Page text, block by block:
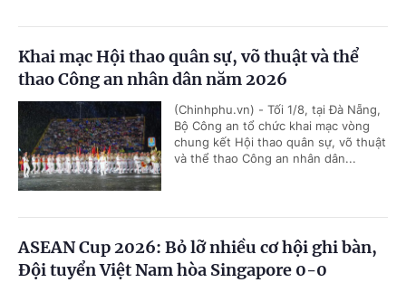
Khai mạc Hội thao quân sự, võ thuật và thể
thao Công an nhân dân năm 2026
(Chinhphu.vn) - Tối 1/8, tại Đà Nẵng,
Bộ Công an tổ chức khai mạc vòng
chung kết Hội thao quân sự, võ thuật
và thể thao Công an nhân dân...
ASEAN Cup 2026: Bỏ lỡ nhiều cơ hội ghi bàn,
Đội tuyển Việt Nam hòa Singapore 0-0